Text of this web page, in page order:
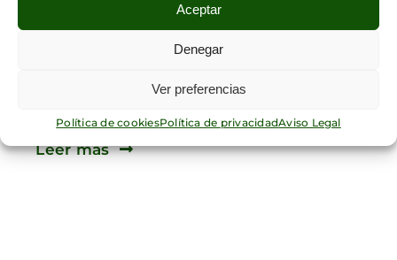
Aceptar
Denegar
Ver preferencias
Política de cookiesPolítica de privacidadAviso Legal
How can I secure funding for my startup?
Leer más